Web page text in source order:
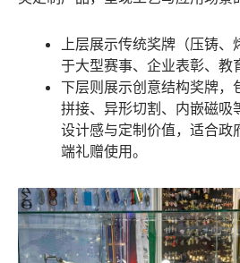
上层展示传统奖牌（压铸、
于大型赛事、企业表彰、教
下层则展示创意结构奖牌，
拼接、异形切割、内嵌磁吸
设计感与定制价值，适合政
端礼赠使用。